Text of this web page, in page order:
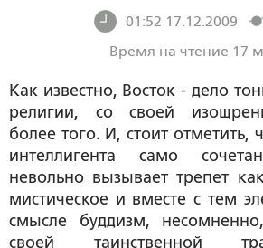
01:52 17.12.2009
Время на чтение 17
Как известно, Восток - дело
религии, со своей
более того. И, стоит отметить,
интеллигента само
невольно вызывает трепет
мистическое и вместе с тем
смысле буддизм,
своей таинственной